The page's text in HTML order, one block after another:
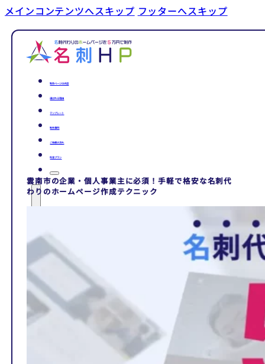
メインコンテンツへスキップ フッターへスキップ
制作ページの内容
選ばれる理由
テンプレート
制作事例
ご依頼の流れ
料金プラン
雲南市の企業・個人事業主に必須！手軽で格安な名刺代
わりのホームページ作成テクニック